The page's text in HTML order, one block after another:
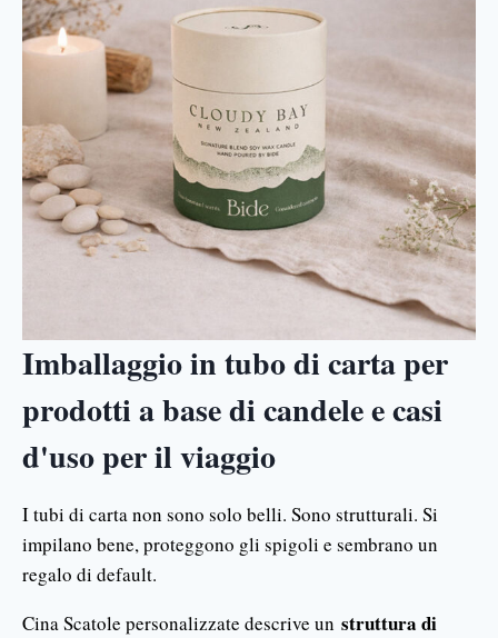
Imballaggio in tubo di carta per
prodotti a base di candele e casi
d'uso per il viaggio
I tubi di carta non sono solo belli. Sono strutturali. Si
impilano bene, proteggono gli spigoli e sembrano un
regalo di default.
Cina Scatole personalizzate descrive un struttura di